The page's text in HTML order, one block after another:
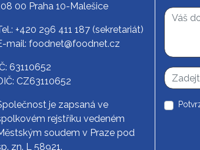
00 Praha 10-Malešice
+420 296 411 187 (sekretariát)
mail: foodnet@foodnet.cz
63110652
CZ63110652
je zapsaná ve
rejstříku vedeném
soudem v Praze pod
zn. L 58921.